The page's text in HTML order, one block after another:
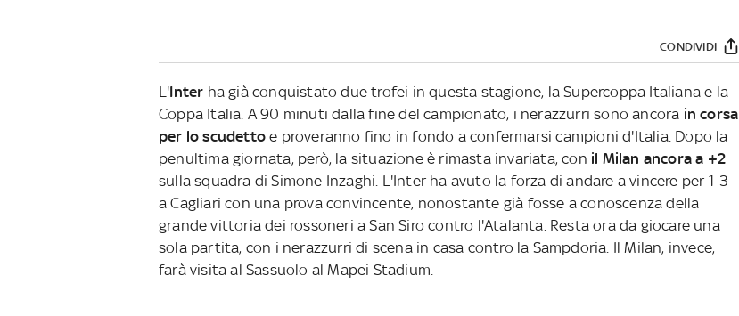
CONDIVIDI
L'Inter ha già conquistato due trofei in questa stagione, la Supercoppa Italiana e la
Coppa Italia. A 90 minuti dalla fine del campionato, i nerazzurri sono ancora in corsa
per lo scudettoe proveranno fino in fondo a confermarsi campioni d'Italia. Dopo la
penultima giornata, però, la situazione è rimasta invariata, con il Milan ancora a +2
sulla squadra di Simone Inzaghi. L'Inter ha avuto la forza di andare a vincere per 1-3
a Cagliari con una prova convincente, nonostante già fosse a conoscenza della
grande vittoria dei rossoneri a San Siro contro l'Atalanta. Resta ora da giocare una
sola partita, con i nerazzurri di scena in casa contro la Sampdoria. Il Milan, invece,
farà visita al Sassuolo al Mapei Stadium.